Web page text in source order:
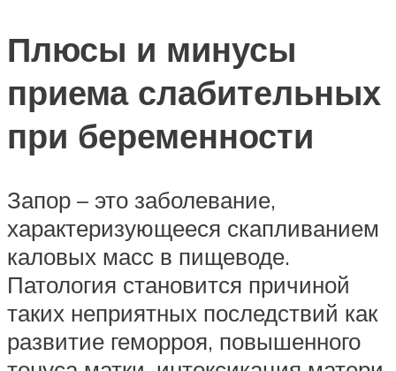
Плюсы и минусы
приема слабительных
при беременности
Запор – это заболевание,
характеризующееся скапливанием
каловых масс в пищеводе.
Патология становится причиной
таких неприятных последствий как
развитие геморроя, повышенного